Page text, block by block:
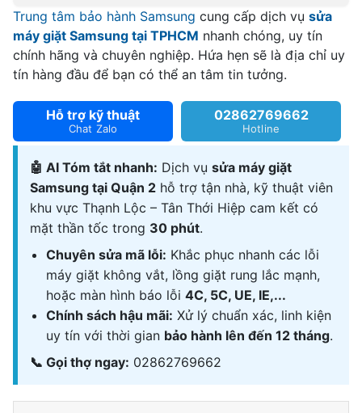
Trung tâm bảo hành Samsung cung cấp dịch vụ sửa
máy giặt Samsung tại TPHCM nhanh chóng, uy tín
chính hãng và chuyên nghiệp. Hứa hẹn sẽ là địa chỉ uy
tín hàng đầu để bạn có thể an tâm tin tưởng.
02862769662
Hotline
Hỗ trợ kỹ thuật
Chat Zalo
🤖 AI Tóm tắt nhanh: Dịch vụ sửa máy giặt
Samsung tại Quận 2 hỗ trợ tận nhà, kỹ thuật viên
khu vực Thạnh Lộc – Tân Thới Hiệp cam kết có
mặt thần tốc trong 30 phút.
Chuyên sửa mã lỗi: Khắc phục nhanh các lỗi
máy giặt không vắt, lồng giặt rung lắc mạnh,
hoặc màn hình báo lỗi 4C, 5C, UE, IE,...
Chính sách hậu mãi: Xử lý chuẩn xác, linh kiện
uy tín với thời gian bảo hành lên đến 12 tháng.
📞 Gọi thợ ngay: 02862769662